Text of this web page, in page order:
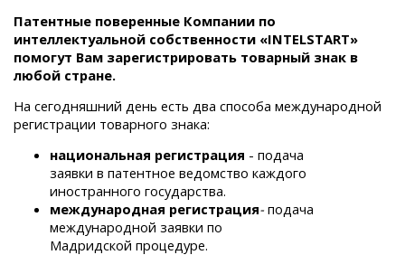
Патентные поверенные Компании по
интеллектуальной собственности «INTELSTART»
помогут Вам зарегистрировать товарный знак в
любой стране.
На сегодняшний день есть два способа международной
регистрации товарного знака:
национальная регистрация - подача
заявки в патентное ведомство каждого
иностранного государства.
международная регистрация-подача
международной заявки по
Мадридской процедуре.